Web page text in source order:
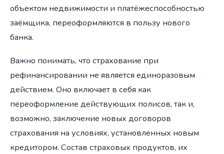
объектом недвижимости и платёжеспособностью
заёмщика, переоформляются в пользу нового
банка.
Важно понимать, что страхование при
рефинансировании не является единоразовым
действием. Оно включает в себя как
переоформление действующих полисов, так и,
возможно, заключение новых договоров
страхования на условиях, установленных новым
кредитором. Состав страховых продуктов, их